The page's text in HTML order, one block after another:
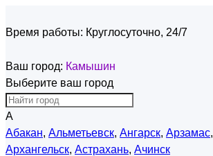
Время работы: Круглосуточно, 24/7
Ваш город: Камышин
Выберите ваш город
А
Абакан, Альметьевск, Ангарск, Арзамас,
Архангельск, Астрахань, Ачинск